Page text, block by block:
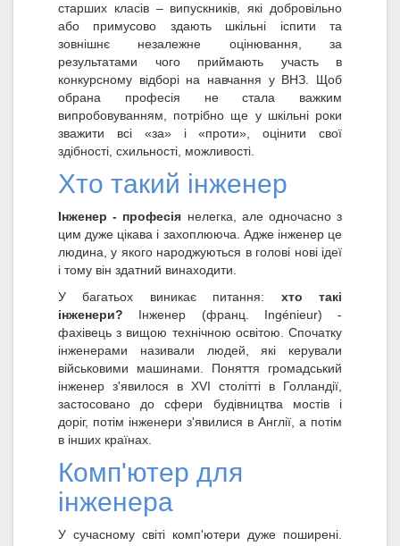
старших класів – випускників, які добровільно
або примусово здають шкільні іспити та
зовнішнє незалежне оцінювання, за
результатами чого приймають участь в
конкурсному відборі на навчання у ВНЗ. Щоб
обрана професія не стала важким
випробовуванням, потрібно ще у шкільні роки
зважити всі «за» і «проти», оцінити свої
здібності, схильності, можливості.
Хто такий інженер
Інженер - професія нелегка, але одночасно з
цим дуже цікава і захоплююча. Адже інженер це
людина, у якого народжуються в голові нові ідеї
і тому він здатний винаходити.
У багатьох виникає питання: хто такі
інженери? Інженер (франц. Ingénieur) -
фахівець з вищою технічною освітою. Спочатку
інженерами називали людей, які керували
військовими машинами. Поняття громадський
інженер з'явилося в XVI столітті в Голландії,
застосовано до сфери будівництва мостів і
доріг, потім інженери з'явилися в Англії, а потім
в інших країнах.
Комп'ютер для
інженера
У сучасному світі комп'ютери дуже поширені.